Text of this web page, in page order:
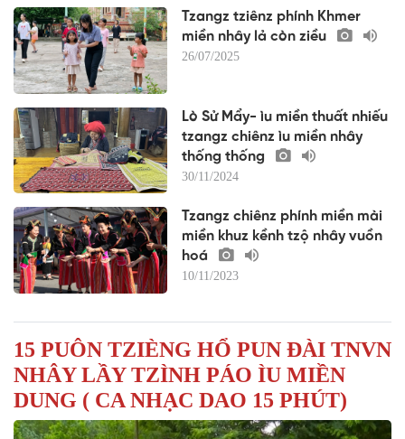
Tzangz tziênz phính Khmer
miền nhây lả còn ziều
26/07/2025
Lò Sử Mẩy- ìu miền thuất nhiếu
tzangz chiênz ìu miền nhây
thống thống
30/11/2024
Tzangz chiênz phính miền mài
miền khuz kềnh tzộ nhây vuồn
hoá
10/11/2023
15 PUÔN TZIÈNG HỔ PUN ĐÀI TNVN
NHÂY LẦY TZÌNH PÁO ÌU MIỀN
DUNG ( CA NHẠC DAO 15 PHÚT)